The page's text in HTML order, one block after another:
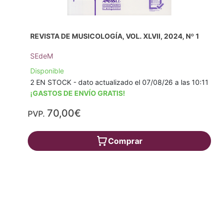
REVISTA DE MUSICOLOGÍA, VOL. XLVII, 2024, Nº 1
SEdeM
Disponible
2 EN STOCK - dato actualizado el 07/08/26 a las 10:11
¡GASTOS DE ENVÍO GRATIS!
PVP. 70,00€
Comprar